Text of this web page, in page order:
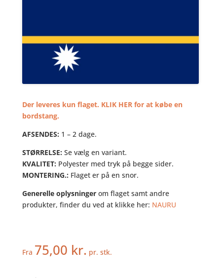
Der leveres kun flaget. KLIK HER for at købe en
bordstang.
AFSENDES: 1 – 2 dage.
STØRRELSE: Se vælg en variant.
KVALITET: Polyester med tryk på begge sider.
MONTERING.: Flaget er på en snor.
Generelle oplysningerom flaget samt andre
produkter, finder du ved at klikke her: NAURU
Fra 75,00 kr. pr. stk.